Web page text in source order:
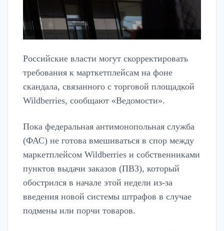
Российские власти могут скорректировать
требования к марткетплейсам на фоне
скандала, связанного с торговой площадкой
Wildberries, сообщают «Ведомости».
Пока федеральная антимонопольная служба
(ФАС) не готова вмешиваться в спор между
маркетплейсом Wildberries и собственниками
пунктов выдачи заказов (ПВЗ), который
обострился в начале этой недели из-за
введения новой системы штрафов в случае
подмены или порчи товаров.